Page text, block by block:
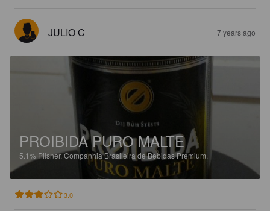
JULIO C 7 years ago
PROIBIDA PURO MALTE
5.1% Pilsner.Companhia Brasileira de Bebidas Premium.
3.0